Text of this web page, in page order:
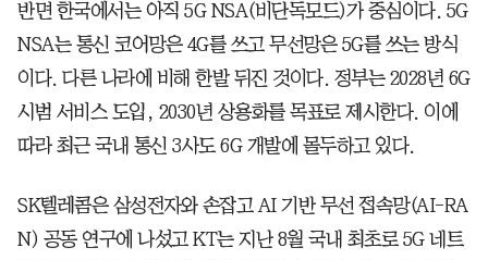
반면 한국에서는 아직 5G NSA(비단독모드)가 중심이다. 5G
NSA는 통신 코어망은 4G를 쓰고 무선망은 5G를 쓰는 방식
이다. 다른 나라에 비해 한발 뒤진 것이다. 정부는 2028년 6G
시범 서비스 도입, 2030년 상용화를 목표로 제시한다. 이에
따라 최근 국내 통신 3사도 6G 개발에 몰두하고 있다.
SK텔레콤은 삼성전자와 손잡고 AI 기반 무선 접속망(AI-RA
N) 공동 연구에 나섰고 KT는 지난 8월 국내 최초로 5G 네트